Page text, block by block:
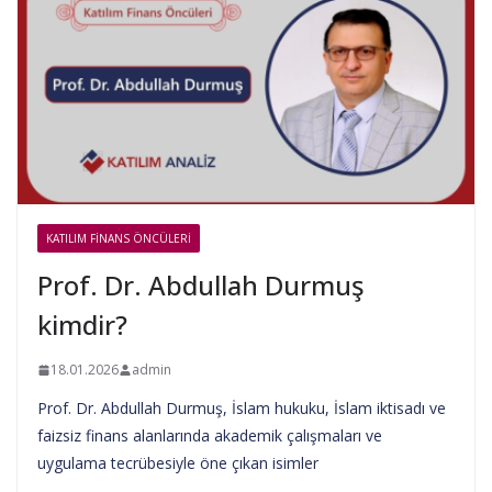
KATILIM FINANS ÖNCÜLERI
Prof. Dr. Abdullah Durmuş
kimdir?
18.01.2026 admin
Prof. Dr. Abdullah Durmuş, İslam hukuku, İslam iktisadı ve
faizsiz finans alanlarında akademik çalışmaları ve
uygulama tecrübesiyle öne çıkan isimler